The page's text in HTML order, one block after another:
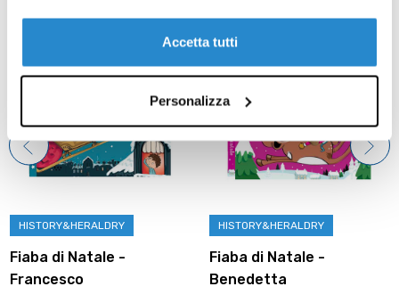
Accetta tutti
Personalizza
HISTORY&HERALDRY
Fiaba di Natale -
Francesco
HISTORY&HERALDRY
Fiaba di Natale -
Benedetta